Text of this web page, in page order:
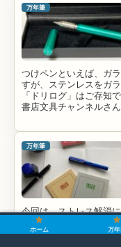
万年筆
つけペンといえば、ガ
すが、ステンレスをガ
「ドリログ」はご存知
書店文具チャンネルさ
万年筆
今回は、ストレス解消
て、お伝えしたいと思
い。または、どんなタ
ホーム 万